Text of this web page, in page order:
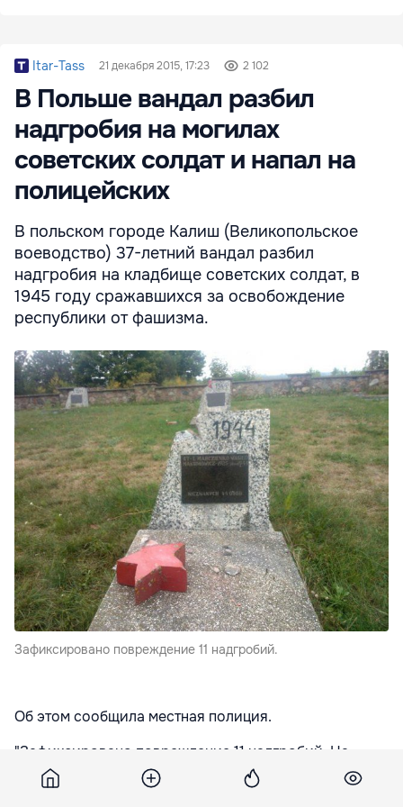
Itar-Tass 21 декабря 2015, 17:23 2 102
В Польше вандал разбил
надгробия на могилах
советских солдат и напал на
полицейских
В польском городе Калиш (Великопольское
воеводство) 37-летний вандал разбил
надгробия на кладбище советских солдат, в
1945 году сражавшихся за освобождение
республики от фашизма.
Зафиксировано повреждение 11 надгробий.
Об этом сообщила местная полиция.
"Зафиксировано повреждение 11 надгробий. На
месте происшествия один из патрулей наткнулся на